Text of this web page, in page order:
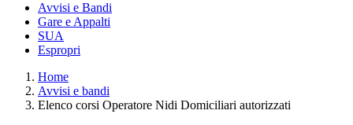
Avvisi e Bandi
Gare e Appalti
SUA
Espropri
Home
Avvisi e bandi
Elenco corsi Operatore Nidi Domiciliari autorizzati